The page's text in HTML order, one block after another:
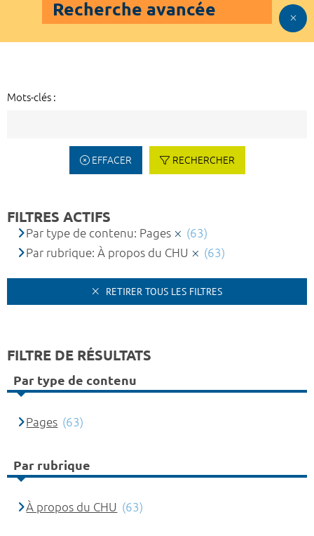
Recherche avancée
Mots-clés :
EFFACER RECHERCHER
FILTRES ACTIFS
Par type de contenu: Pages
(63)
Par rubrique: À propos du CHU
(63)
RETIRER TOUS LES FILTRES
FILTRE DE RÉSULTATS
Par type de contenu
Pages (63)
Par rubrique
À propos du CHU (63)